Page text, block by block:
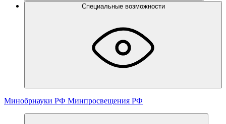
Специальные возможности
Минобрнауки РФ Минпросвещения РФ